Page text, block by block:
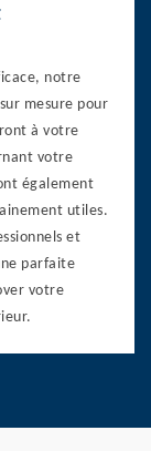
notre
mesure pour
à votre
votre
également
utiles.
et
parfaite
votre